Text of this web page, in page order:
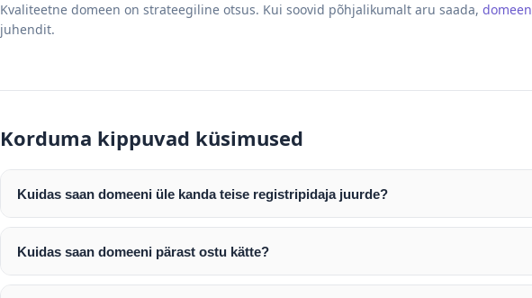
Kvaliteetne domeen on strateegiline otsus. Kui soovid põhjalikumalt aru saada,
juhendit.
Korduma kippuvad küsimused
Kuidas saan domeeni üle kanda teise registripidaja juurde?
Pärast makse laekumist edastame teile domeeni AUTH (EPP) koodi. Selle abil saate
enda valitud registripidaja juurde.
Domeeni ülekandmine toimub registripidajate vahelise protsessina ning võib võtta
Kuidas saan domeeni pärast ostu kätte?
Pärast ostu vormistamist väljastame arve. Maksekinnituse järel edastame teile